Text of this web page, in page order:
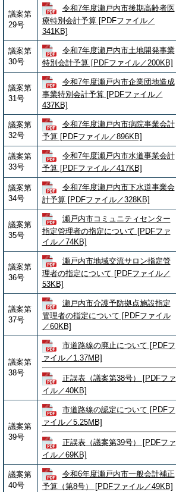
議案第
29号
令和7年度瀬戸内市後期高齢者医
療特別会計予算 [PDFファイル／
341KB]
議案第
30号
令和7年度瀬戸内市土地開発事業
特別会計予算 [PDFファイル／200KB]
議案第
31号
令和7年度瀬戸内市企業団地造成
事業特別会計予算 [PDFファイル／
437KB]
議案第
32号
令和7年度瀬戸内市病院事業会計
予算 [PDFファイル／896KB]
議案第
33号
令和7年度瀬戸内市水道事業会計
予算 [PDFファイル／417KB]
議案第
34号
令和7年度瀬戸内市下水道事業会
計予算 [PDFファイル／328KB]
議案第
35号
瀬戸内市コミュニティセンター
指定管理者の指定について [PDFファ
イル／74KB]
議案第
36号
瀬戸内市地域交流サロン指定管
理者の指定について [PDFファイル／
53KB]
議案第
37号
瀬戸内市介護予防拠点施設指定
管理者の指定について [PDFファイル
／60KB]
議案第
38号
市道路線の廃止について [PDFフ
ァイル／1.37MB]
正誤表（議案第38号）​ [PDFファ
イル／40KB]
議案第
39号
市道路線の認定について [PDFフ
ァイル／5.25MB]
正誤表（議案第39号）​ [PDFファ
イル／69KB]
議案第
40号
令和6年度瀬戸内市一般会計補正
予算（第8号） [PDFファイル／49KB]